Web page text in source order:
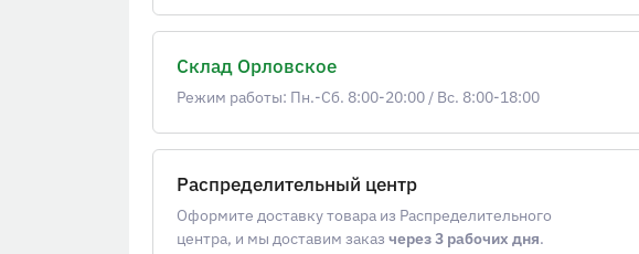
Склад Орловское
Режим работы: Пн.-Сб. 8:00-20:00 / Вс. 8:00-18:00
Распределительный центр
Оформите доставку товара из Распределительного
центра, и мы доставим заказ через 3 рабочих дня.